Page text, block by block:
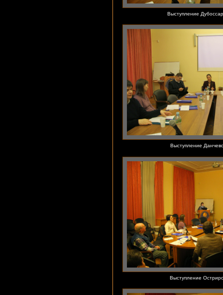
Выступление
Выступление
Выступление